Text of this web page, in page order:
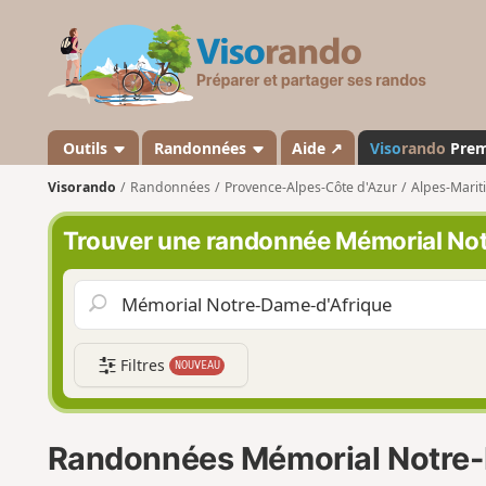
s
a
n
d
o
Outils Randonnées Aide ↗ Visorando
Visorando Randonnées Provence-Alpes-Côte d'Azur Alpes-
Trouver une randonnée Mémorial
Filtres NOUVEAU
Randonnées Mémorial